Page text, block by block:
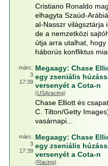
Cristiano Ronaldo
elhagyta Szaúd-
al-Nasszr világsztárja
de a nemzetközi
útja arra utalhat,
háborús konfliktus
márc.
3
17:39
Megaagy: Chase
egy zseniális
versenyét a Cota-n
(USAracing)
Chase Elliott és
C. Tilton/Getty
vasárnapi...
márc.
3
17:39
Megaagy: Chase
egy zseniális
versenyét a Cota-n
(Racing)